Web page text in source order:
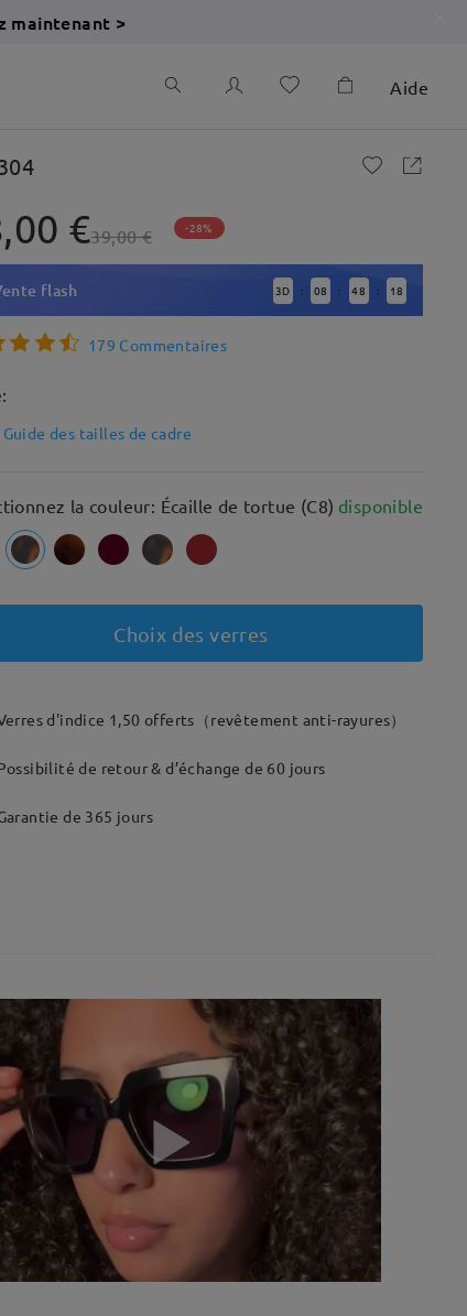
maintenant >
Aide
€39,00 € -28%
flash 3D : 08 : 48 : 16
179 Commentaires
Guide des tailles de cadre
la couleur: Écaille de tortue (C8) disponible
Choix des verres
d'indice 1,50 offerts（revêtement anti-rayures）
de retour & d’échange de 60 jours
de 365 jours